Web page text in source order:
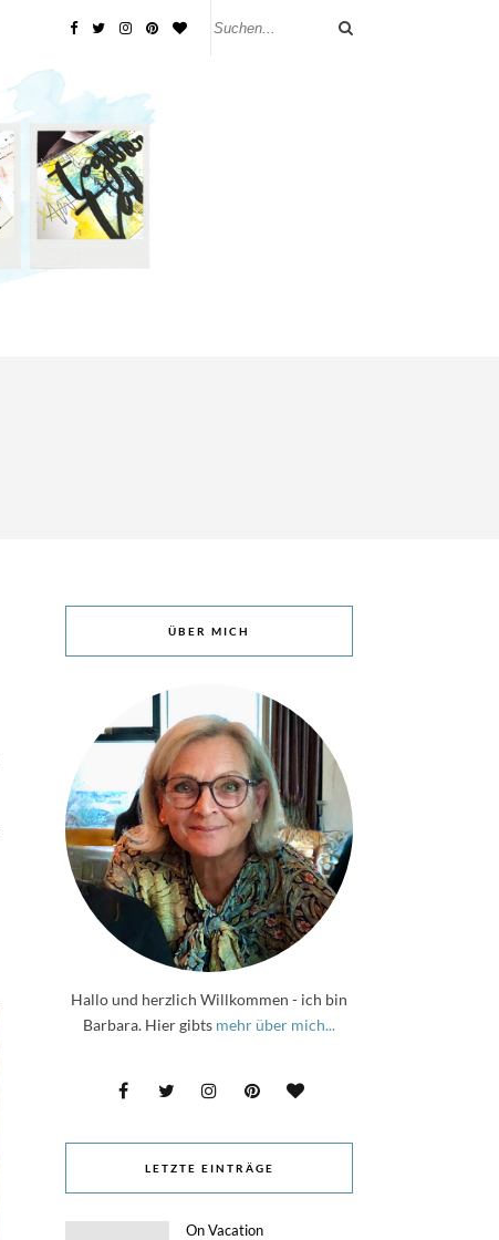
ÜBER MICH
Hallo und herzlich Willkommen - ich bin
Barbara. Hier gibts mehr über mich...
LETZTE EINTRÄGE
On Vacation